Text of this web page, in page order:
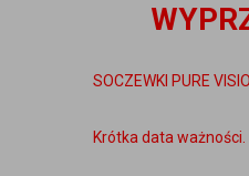
SOCZEWKI PURE
Krótka data ważności.